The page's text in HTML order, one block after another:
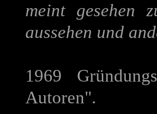
meint gesehen
aussehen und
1969
Autoren".